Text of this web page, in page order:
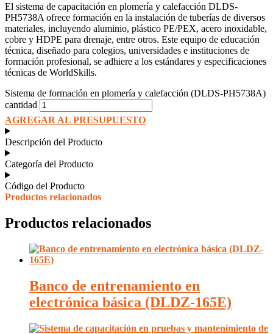
El sistema de capacitación en plomería y calefacción DLDS-
PH5738A ofrece formación en la instalación de tuberías de diversos
materiales, incluyendo aluminio, plástico PE/PEX, acero inoxidable,
cobre y HDPE para drenaje, entre otros. Este equipo de educación
técnica, diseñado para colegios, universidades e instituciones de
formación profesional, se adhiere a los estándares y especificaciones
técnicas de WorldSkills.
Sistema de formación en plomería y calefacción (DLDS-PH5738A)
cantidad
AGREGAR AL PRESUPUESTO
Descripción del Producto
Categoría del Producto
Código del Producto
Productos relacionados
Productos relacionados
Banco de entrenamiento en
electrónica básica (DLDZ-165E)